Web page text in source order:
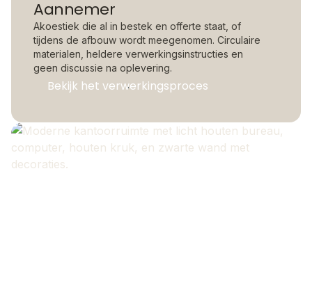
Aannemer
Akoestiek die al in bestek en offerte staat, of
tijdens de afbouw wordt meegenomen. Circulaire
materialen, heldere verwerkingsinstructies en
geen discussie na oplevering.
Bekijk het verwerkingsproces